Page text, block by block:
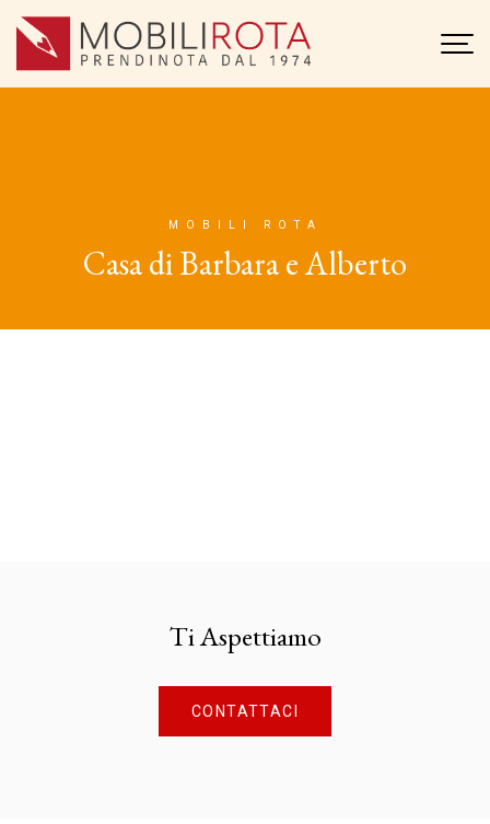
MOBILI ROTA
Casa di Barbara e Alberto
Ti Aspettiamo
CONTATTACI